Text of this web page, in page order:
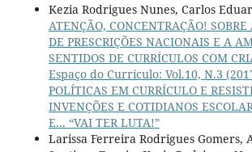
Kezia Rodrigues Nunes, Carlos
ATENÇÃO, CONCENTRAÇÃO!
DE PRESCRIÇÕES NACIONAIS E A
SENTIDOS DE CURRÍCULOS COM
Espaço do Currículo: Vol.10, N.3
POLÍTICAS EM CURRÍCULO E
INVENÇÕES E COTIDIANOS
E... “VAI TER LUTA!”
Larissa Ferreira Rodrigues Gomers,